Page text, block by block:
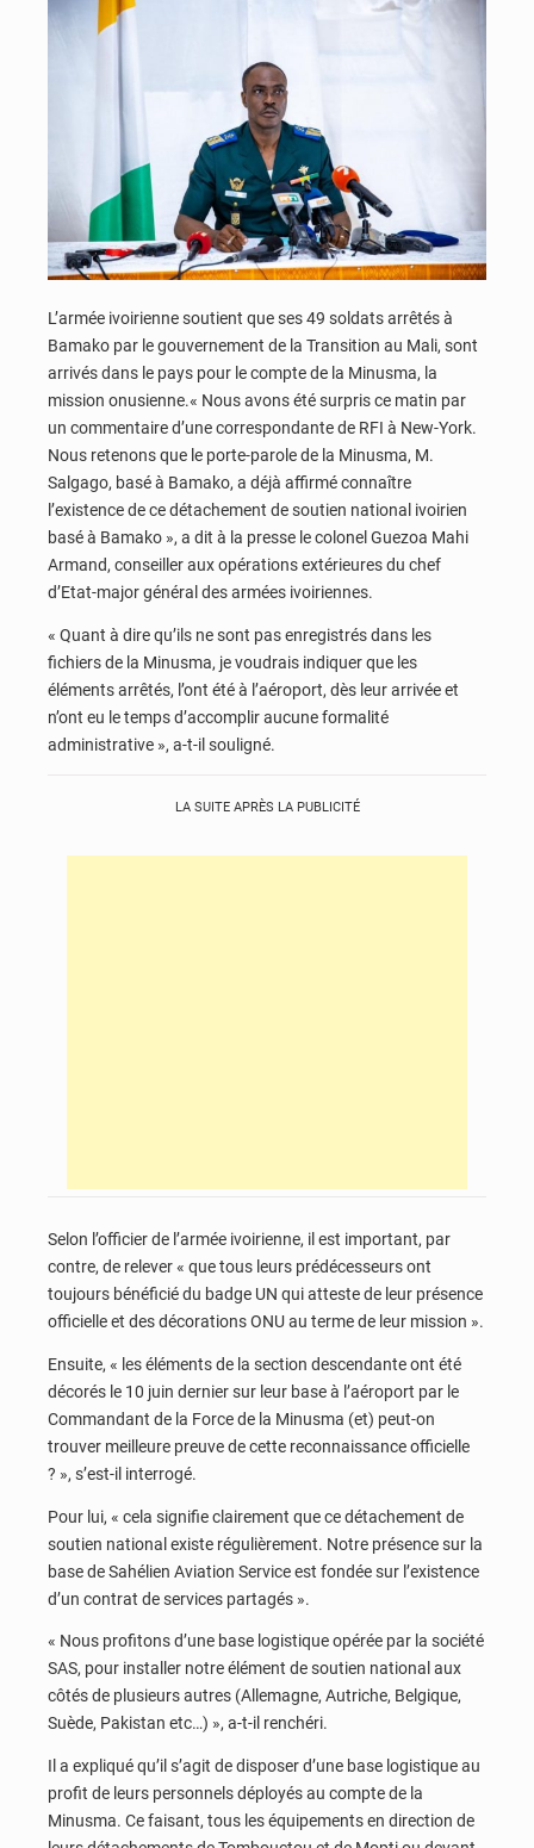
L’armée ivoirienne soutient que ses 49 soldats arrêtés à
Bamako par le gouvernement de la Transition au Mali, sont
arrivés dans le pays pour le compte de la Minusma, la
mission onusienne.« Nous avons été surpris ce matin par
un commentaire d’une correspondante de RFI à New-York.
Nous retenons que le porte-parole de la Minusma, M.
Salgago, basé à Bamako, a déjà affirmé connaître
l’existence de ce détachement de soutien national ivoirien
basé à Bamako », a dit à la presse le colonel Guezoa Mahi
Armand, conseiller aux opérations extérieures du chef
d’Etat-major général des armées ivoiriennes.
« Quant à dire qu’ils ne sont pas enregistrés dans les
fichiers de la Minusma, je voudrais indiquer que les
éléments arrêtés, l’ont été à l’aéroport, dès leur arrivée et
n’ont eu le temps d’accomplir aucune formalité
administrative », a-t-il souligné.
LA SUITE APRÈS LA PUBLICITÉ
Selon l’officier de l’armée ivoirienne, il est important, par
contre, de relever « que tous leurs prédécesseurs ont
toujours bénéficié du badge UN qui atteste de leur présence
officielle et des décorations ONU au terme de leur mission ».
Ensuite, « les éléments de la section descendante ont été
décorés le 10 juin dernier sur leur base à l’aéroport par le
Commandant de la Force de la Minusma (et) peut-on
trouver meilleure preuve de cette reconnaissance officielle
? », s’est-il interrogé.
Pour lui, « cela signifie clairement que ce détachement de
soutien national existe régulièrement. Notre présence sur la
base de Sahélien Aviation Service est fondée sur l’existence
d’un contrat de services partagés ».
« Nous profitons d’une base logistique opérée par la société
SAS, pour installer notre élément de soutien national aux
côtés de plusieurs autres (Allemagne, Autriche, Belgique,
Suède, Pakistan etc…) », a-t-il renchéri.
Il a expliqué qu’il s’agit de disposer d’une base logistique au
profit de leurs personnels déployés au compte de la
Minusma. Ce faisant, tous les équipements en direction de